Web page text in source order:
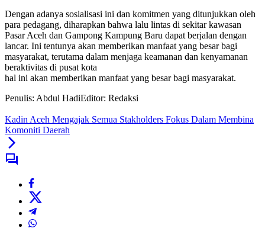
Dengan adanya sosialisasi ini dan komitmen yang ditunjukkan oleh
para pedagang, diharapkan bahwa lalu lintas di sekitar kawasan
Pasar Aceh dan Gampong Kampung Baru dapat berjalan dengan
lancar. Ini tentunya akan memberikan manfaat yang besar bagi
masyarakat, terutama dalam menjaga keamanan dan kenyamanan
beraktivitas di pusat kota
hal ini akan memberikan manfaat yang besar bagi masyarakat.
Penulis: Abdul HadiEditor: Redaksi
Kadin Aceh Mengajak Semua Stakholders Fokus Dalam Membina
Komoniti Daerah